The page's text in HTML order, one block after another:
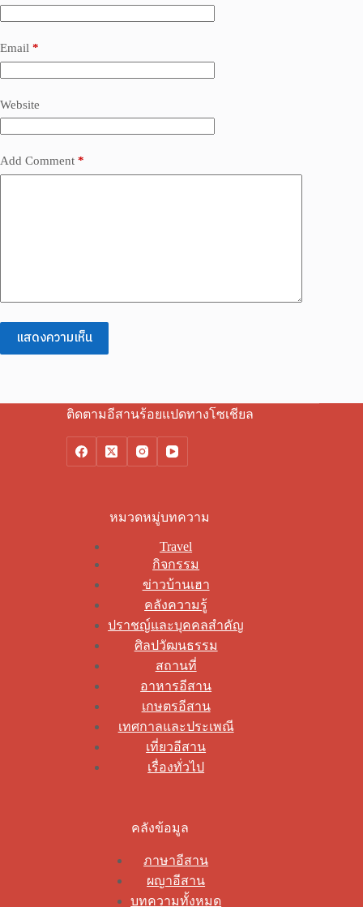
Email *
Website
Add Comment *
แสดงความเห็น
ติดตามอีสานร้อยแปดทางโซเชียล
หมวดหมู่บทความ
Travel
กิจกรรม
ข่าวบ้านเฮา
คลังความรู้
ปราชญ์และบุคคลสำคัญ
ศิลปวัฒนธรรม
สถานที่
อาหารอีสาน
เกษตรอีสาน
เทศกาลและประเพณี
เที่ยวอีสาน
เรื่องทั่วไป
คลังข้อมูล
ภาษาอีสาน
ผญาอีสาน
บทความทั้งหมด